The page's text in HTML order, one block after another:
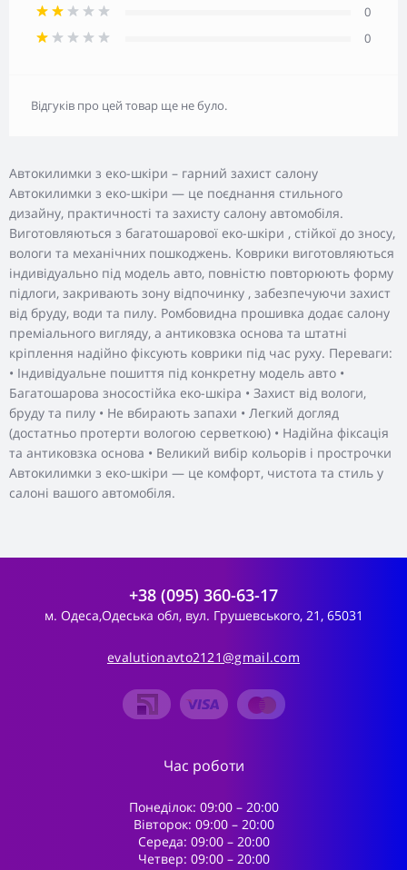
Автокилимки з еко-шкіри – гарний захист салону
Автокилимки з еко-шкіри — це поєднання стильного
дизайну, практичності та захисту салону автомобіля.
Виготовляються з багатошарової еко-шкіри , стійкої до зносу,
вологи та механічних пошкоджень. Коврики виготовляються
індивідуально під модель авто, повністю повторюють форму
підлоги, закривають зону відпочинку , забезпечуючи захист
від бруду, води та пилу. Ромбовидна прошивка додає салону
преміального вигляду, а антиковзка основа та штатні
кріплення надійно фіксують коврики під час руху. Переваги:
• Індивідуальне пошиття під конкретну модель авто •
Багатошарова зносостійка еко-шкіра • Захист від вологи,
бруду та пилу • Не вбирають запахи • Легкий догляд
(достатньо протерти вологою серветкою) • Надійна фіксація
та антиковзка основа • Великий вибір кольорів і прострочки
Автокилимки з еко-шкіри — це комфорт, чистота та стиль у
салоні вашого автомобіля.
0
0
Відгуків про цей товар ще не було.
+38 (095) 360-63-17
м. Одеса,Одеська обл, вул. Грушевського, 21, 65031
evalutionavto2121@gmail.com
Час роботи
Понеділок: 09:00 – 20:00
Вівторок: 09:00 – 20:00
Середа: 09:00 – 20:00
Четвер: 09:00 – 20:00